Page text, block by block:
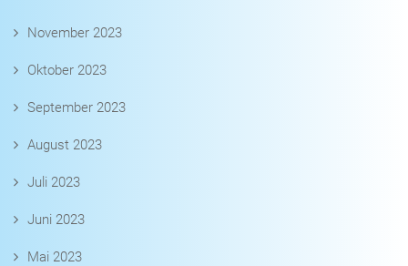
November 2023
Oktober 2023
September 2023
August 2023
Juli 2023
Juni 2023
Mai 2023